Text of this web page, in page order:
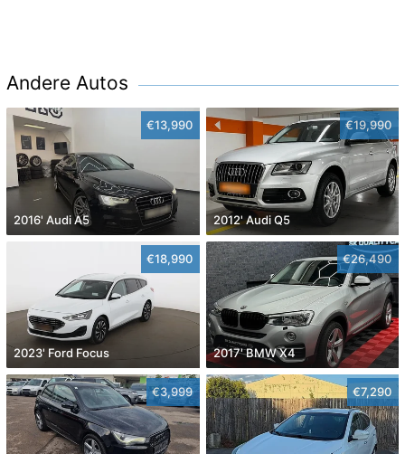
Andere Autos
€13,990
2016' Audi A5
€19,990
2012' Audi Q5
€18,990
2023' Ford Focus
€26,490
2017' BMW X4
€3,999 €7,290